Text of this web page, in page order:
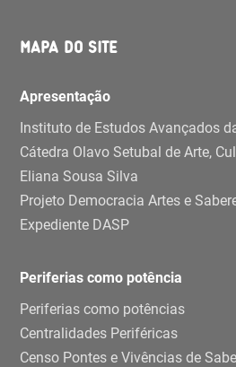
MAPA DO SITE
Apresentação
Instituto de Estudos Avançados
Cátedra Olavo Setubal de Arte,
Eliana Sousa Silva
Projeto Democracia Artes e
Expediente DASP
Periferias como potência
Periferias como potências
Centralidades Periféricas
Censo Pontes e Vivências de